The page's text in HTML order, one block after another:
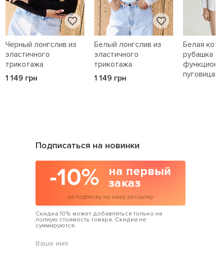
Черный лонгслив из
эластичного
трикотажа
1 149 грн
Белый лонгслив из
эластичного
трикотажа
1 149 грн
Белая
рубашка с
Подписаться на новинки
-10%
на первый
заказ
за подписку на нашу рассылку
Скидка 10% может добавляться только на
полную стоимость товара. Скидки не
суммируются.